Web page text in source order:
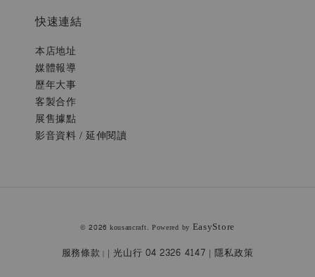
快速連結
本店地址
媒體報導
歷年大事
客製合作
展售據點
影音資料 / 延伸閱讀
© 2026 kousancraft. Powered by EasyStore
服務條款 | | 光山行 04 2326 4147 | 隱私政策